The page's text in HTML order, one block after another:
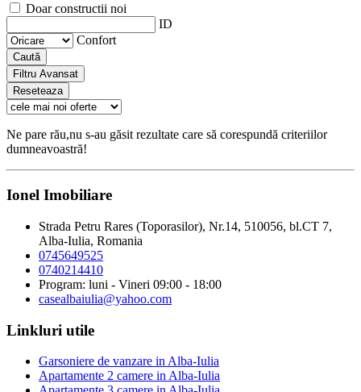
Doar constructii noi
ID
Confort
Caută
Filtru Avansat
Reseteaza
Ne pare rău,nu s-au găsit rezultate care să corespundă criteriilor
dumneavoastră!
Ionel Imobiliare
Strada Petru Rares (Toporasilor), Nr.14, 510056, bl.CT 7,
Alba-Iulia, Romania
0745649525
0740214410
Program: luni - Vineri 09:00 - 18:00
casealbaiulia@yahoo.com
Linkluri utile
Garsoniere de vanzare in Alba-Iulia
Apartamente 2 camere in Alba-Iulia